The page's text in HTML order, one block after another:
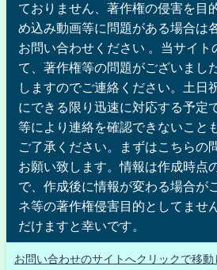
ておりません、著作権の侵害を目
め込み動画等に問題がある場合は
お問い合わせください 。当サイト
て、著作権等の問題がございまし
しますのでご連絡ください。土日
にできる限り迅速に対応する予定
等により連絡を確認できないこと
ご了承ください。まずはこちらの
お願い致します。情報は作成時点
で、作成後に情報が変わる場合が
ネ等の著作権侵害目的としてませ
だけますと幸いです。
お問い合わせのサイトへクリックで移動